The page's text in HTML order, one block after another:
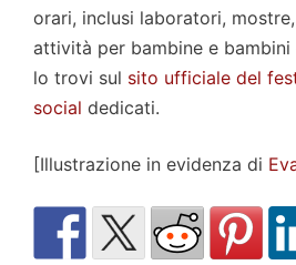
orari, inclusi laboratori,
attività per bambine e
lo trovi sul sito ufficiale del
social dedicati.
[Illustrazione in evidenza di